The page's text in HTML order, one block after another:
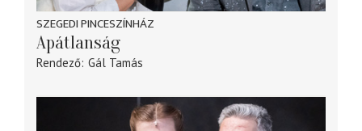
SZEGEDI PINCESZÍNHÁZ
Apátlanság
Rendező Gál Tamás